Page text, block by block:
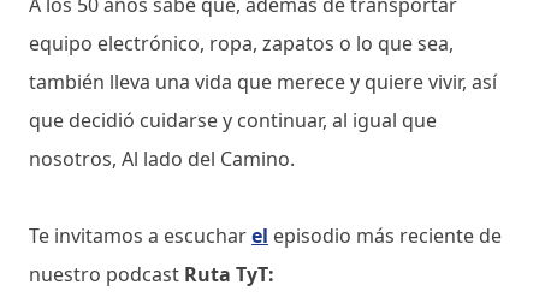
equipo electrónico, ropa, zapatos o lo que sea,
también lleva una vida que merece y quiere vivir, así
que decidió cuidarse y continuar, al igual que
nosotros, Al lado del Camino.
Te invitamos a escucharel episodio más reciente de
nuestro podcast Ruta TyT: